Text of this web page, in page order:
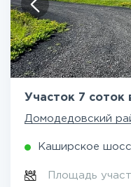
Участок 7 соток
Домодедовский
Каширское
Площадь